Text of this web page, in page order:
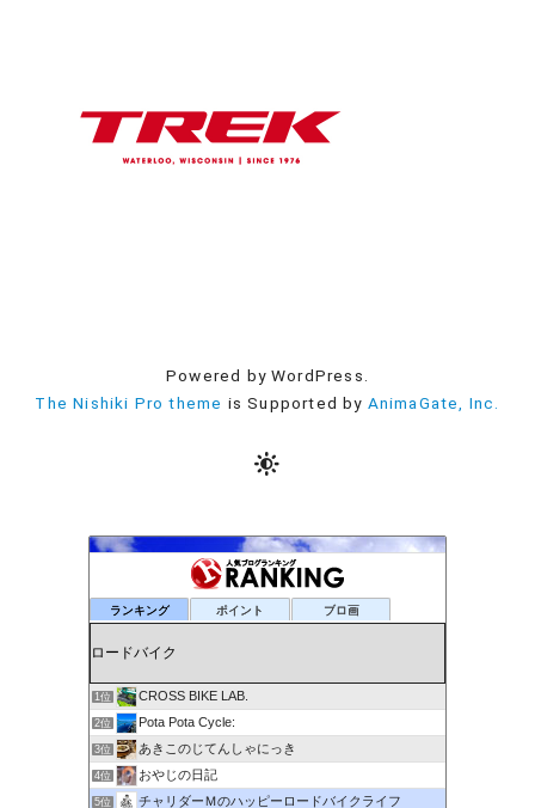
Powered by WordPress.
The Nishiki Pro theme is Supported by AnimaGate, Inc.
ランキング ポイント ブロ画
1位 CROSS BIKE LAB.
2位 Pota Pota Cycle:
3位 あきこのじてんしゃにっき
4位 おやじの日記
5位 チャリダーＭのハッピーロードバイクライフ